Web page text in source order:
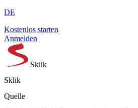
DE
Kostenlos starten
Anmelden
Sklik
Sklik
Quelle